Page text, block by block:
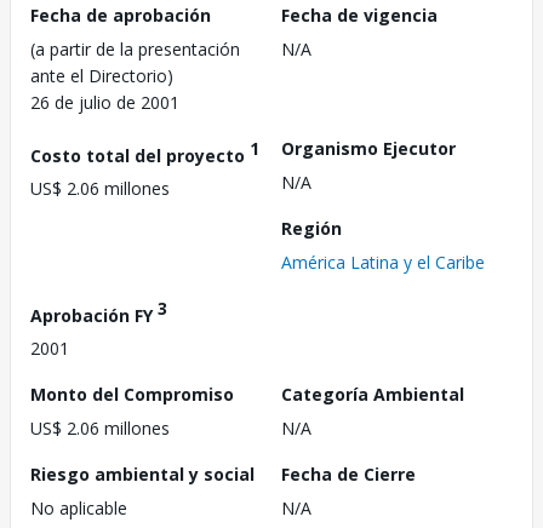
Fecha de aprobación
(a partir de la presentación
ante el Directorio)
26 de julio de 2001
Fecha de vigencia
N/A
Costo total del proyecto 1
US$ 2.06 millones
Organismo Ejecutor
N/A
Región
América Latina y el Caribe
Aprobación FY3
2001
Monto del Compromiso
US$ 2.06 millones
Categoría Ambiental
N/A
Riesgo ambiental y social
No aplicable
Fecha de Cierre
N/A